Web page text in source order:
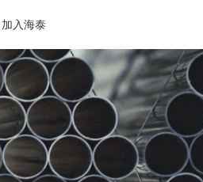
加入海泰